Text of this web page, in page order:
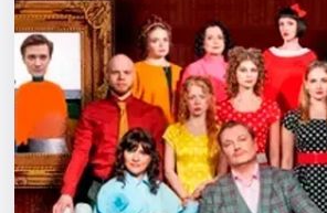
Экскурсии
Спорт
События
Города